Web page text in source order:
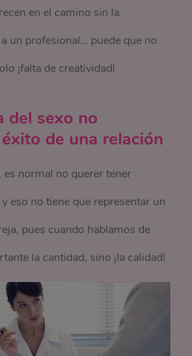
en el camino sin la
un profesional… puede que no
¡falta de creatividad!
del sexo no
de una relación
es normal no querer tener
eso no tiene que representar un
pues cuando hablamos de
la cantidad, sino ¡la calidad!